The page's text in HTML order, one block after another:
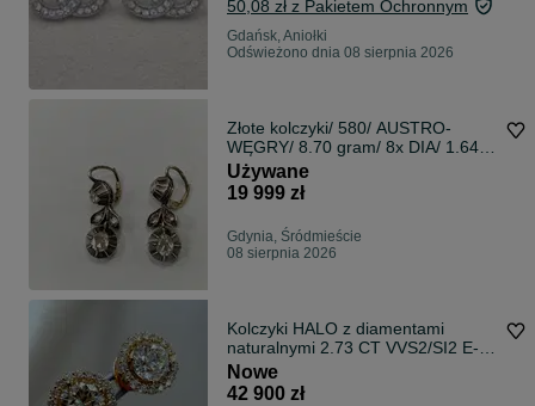
50,08 zł z Pakietem Ochronnym
Gdańsk, Aniołki
Odświeżono dnia 08 sierpnia 2026
Złote kolczyki/ 580/ AUSTRO-
WĘGRY/ 8.70 gram/ 8x DIA/ 1.64ct/
wycena
Używane
19 999 zł
Gdynia, Śródmieście
08 sierpnia 2026
Kolczyki HALO z diamentami
naturalnymi 2.73 CT VVS2/SI2 E-G
HRD
Nowe
42 900 zł